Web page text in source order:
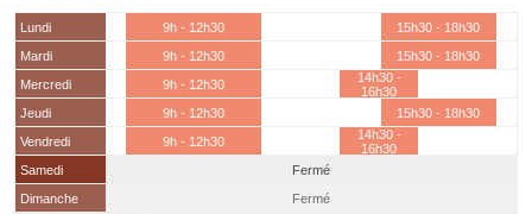
Lundi 9h - 12h30
15h30 - 18h30
Mardi
9h - 12h30
15h30 - 18h30
Mercredi
9h - 12h30
14h30 -
16h30
Jeudi
9h - 12h30
15h30 - 18h30
Vendredi
9h - 12h30
14h30 -
16h30
Samedi
Fermé
Dimanche
Fermé